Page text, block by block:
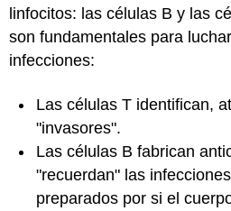
linfocitos: las células B y las
son fundamentales para
infecciones:
Las células T identifican,
"invasores".
Las células B fabrican
"recuerdan" las
preparados por si el